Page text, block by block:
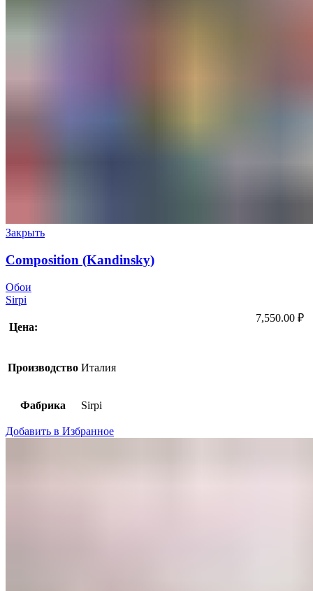
Закрыть
Composition (Kandinsky)
Обои
Sirpi
Цена:
7,550.00 ₽
Производство Италия
Фабрика Sirpi
Добавить в Избранное